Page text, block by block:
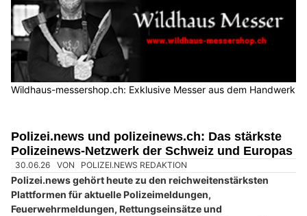
Wildhaus-messershop.ch: Exklusive Messer aus dem Handwerk
Polizei.news und polizeinews.ch: Das stärkste
Polizeinews-Netzwerk der Schweiz und Europas
30.06.26 VON POLIZEI.NEWS REDAKTION
Polizei.news gehört heute zu den reichweitenstärksten
Plattformen für aktuelle Polizeimeldungen,
Feuerwehrmeldungen, Rettungseinsätze und